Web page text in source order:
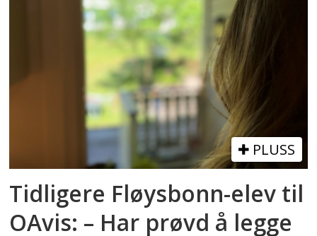
PLUSS
Tidligere Fløysbonn-elev til
OAvis: – Har prøvd å legge